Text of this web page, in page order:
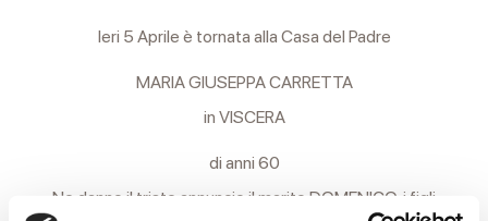
Ieri 5 Aprile è tornata alla Casa del Padre
MARIA GIUSEPPA CARRETTA
in VISCERA
di anni 60
Ne danno il triste annuncio il marito DOMENICO, i figli